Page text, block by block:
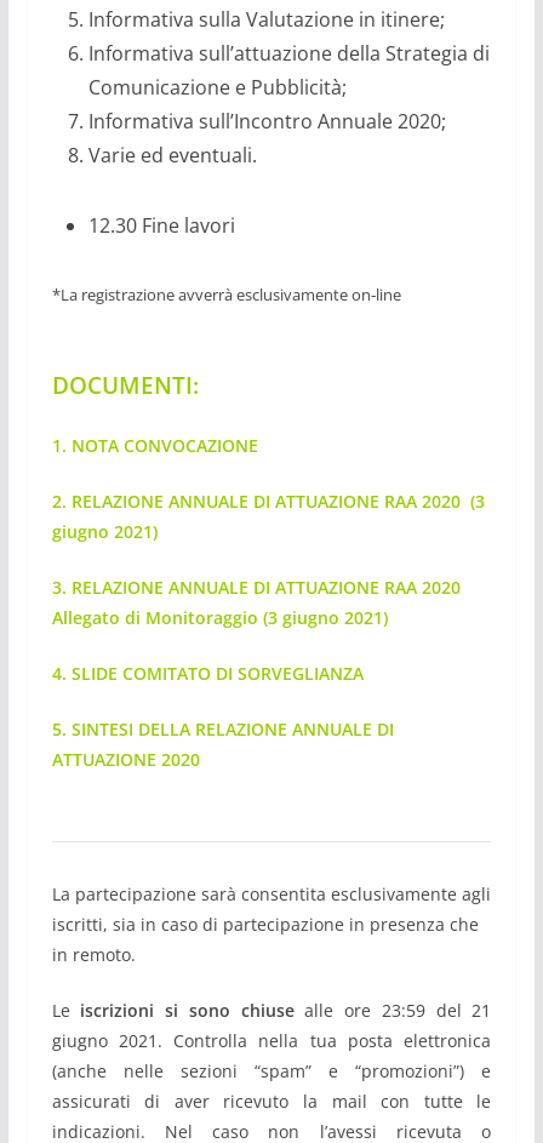
Informativa sulla Valutazione in itinere;
Informativa sull’attuazione della Strategia di
Comunicazione e Pubblicità;
Informativa sull’Incontro Annuale 2020;
Varie ed eventuali.
12.30 Fine lavori
*La registrazione avverrà esclusivamente on‐line
DOCUMENTI:
1. NOTA CONVOCAZIONE
2. RELAZIONE ANNUALE DI ATTUAZIONE RAA 2020 (3
giugno 2021)
3. RELAZIONE ANNUALE DI ATTUAZIONE RAA 2020
Allegato di Monitoraggio (3 giugno 2021)
4. SLIDE COMITATO DI SORVEGLIANZA
5. SINTESI DELLA RELAZIONE ANNUALE DI
ATTUAZIONE 2020
La partecipazione sarà consentita esclusivamente agli
iscritti, sia in caso di partecipazione in presenza che
in remoto.
Le iscrizioni si sono chiusealle ore 23:59 del 21
giugno 2021. Controlla nella tua posta elettronica
(anche nelle sezioni “spam” e “promozioni”) e
assicurati di aver ricevuto la mail con tutte le
indicazioni. Nel caso non l’avessi ricevuta o